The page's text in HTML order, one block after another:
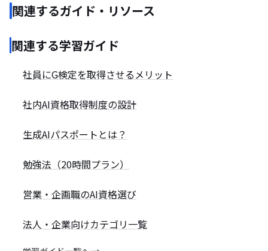
関連するガイド・リソース
関連する学習ガイド
社員にG検定を取得させるメリット
社内AI資格取得制度の設計
生成AIパスポートとは？
勉強法（20時間プラン）
営業・企画職のAI資格選び
法人・企業向けカテゴリ一覧